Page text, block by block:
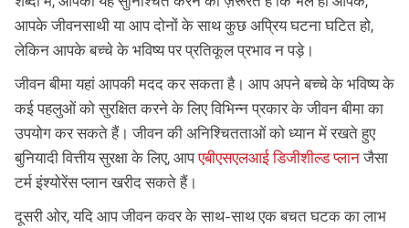
आपके जीवनसाथी या आप दोनों के साथ कुछ अप्रिय घटना घटित हो,
लेकिन आपके बच्चे के भविष्य पर प्रतिकूल प्रभाव न पड़े।
जीवन बीमा यहां आपकी मदद कर सकता है। आप अपने बच्चे के भविष्य के
कई पहलुओं को सुरक्षित करने के लिए विभिन्न प्रकार के जीवन बीमा का
उपयोग कर सकते हैं। जीवन की अनिश्चितताओं को ध्यान में रखते हुए
बुनियादी वित्तीय सुरक्षा के लिए, आपएबीएसएलआई डिजीशील्ड प्लानजैसा
टर्म इंश्योरेंस प्लान खरीद सकते हैं।
दूसरी ओर, यदि आप जीवन कवर के साथ-साथ एक बचत घटक का लाभ